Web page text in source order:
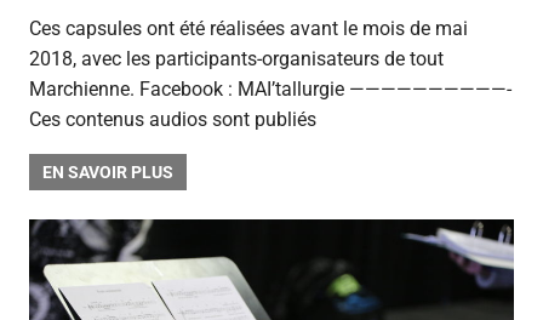
Ces capsules ont été réalisées avant le mois de mai
2018, avec les participants-organisateurs de tout
Marchienne. Facebook : MAI’tallurgie ——————————-
Ces contenus audios sont publiés
EN SAVOIR PLUS